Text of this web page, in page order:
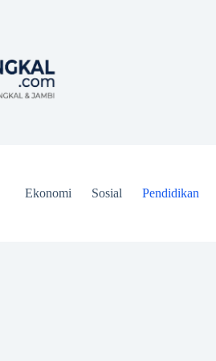
Ekonomi Sosial Pendidikan